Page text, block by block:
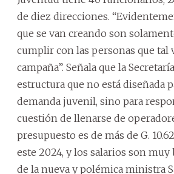
de diez direcciones.
que se van creando son
cumplir con las personas que tal
campaña”. Señala que la
estructura que no está diseñada
demanda juvenil, sino para
cuestión de llenarse de
presupuesto es de más de G.
este 2024, y los salarios son
de la nueva y polémica ministra